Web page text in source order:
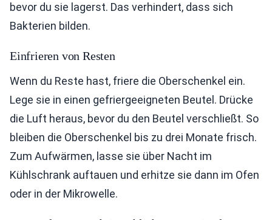
bevor du sie lagerst. Das verhindert, dass sich
Bakterien bilden.
Einfrieren von Resten
Wenn du Reste hast, friere die Oberschenkel ein.
Lege sie in einen gefriergeeigneten Beutel. Drücke
die Luft heraus, bevor du den Beutel verschließt. So
bleiben die Oberschenkel bis zu drei Monate frisch.
Zum Aufwärmen, lasse sie über Nacht im
Kühlschrank auftauen und erhitze sie dann im Ofen
oder in der Mikrowelle.